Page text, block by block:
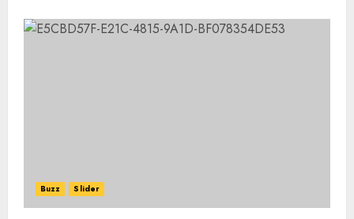
Buzz Slider